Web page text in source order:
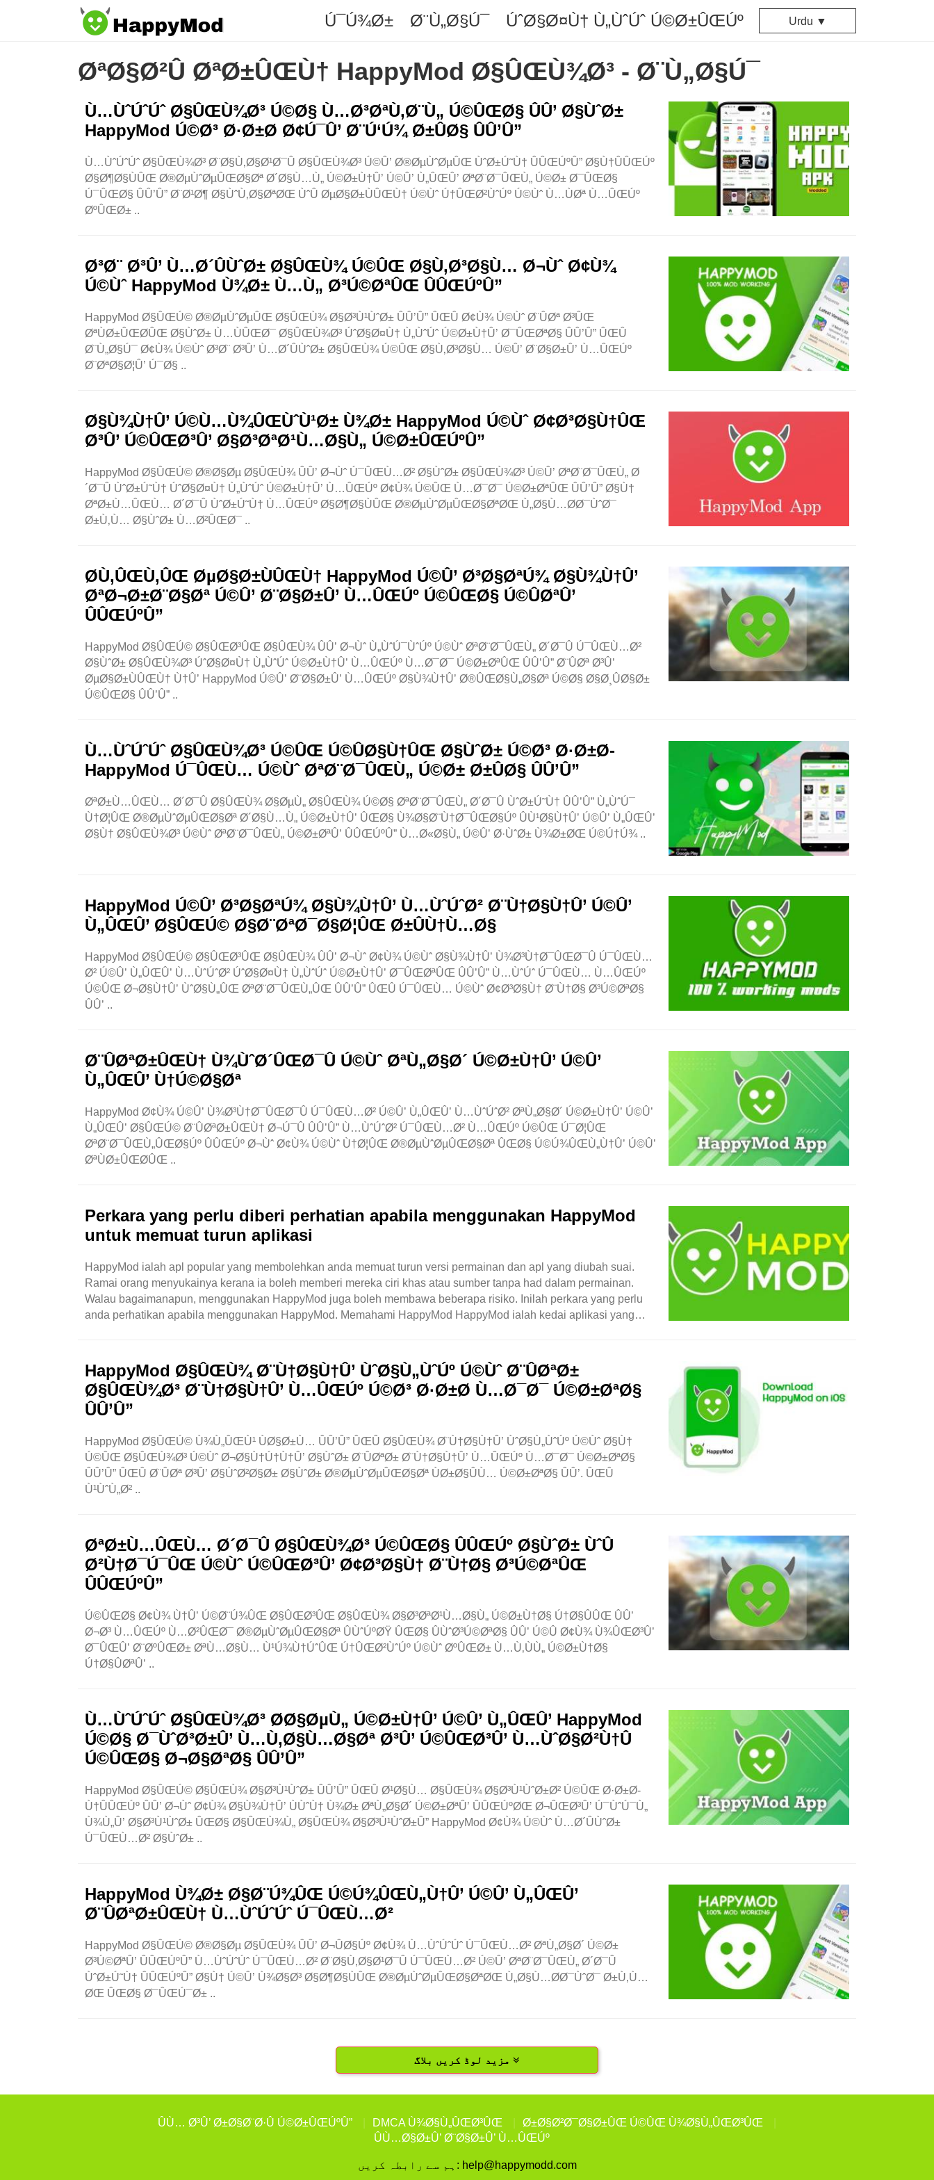
Ú¯Ú¾Ø± Ø¨Ù„Ø§Ú¯ ÚˆØ§Ø¤Ù† Ù„ÙˆÚˆ Ú©Ø±ÛŒÚº Urdu ▼
ØªØ§Ø²Û ØªØ±ÛŒÙ† HappyMod Ø§ÛŒÙ¾Ø³ - Ø¨Ù„Ø§Ú¯
Ù…ÙˆÚˆÚˆ Ø§ÛŒÙ¾Ø³ Ú©Ø§ Ù…Ø³ØªÙ‚Ø¨Ù„ Ú©ÛŒØ§ ÛÛ’ Ø§ÙˆØ±
HappyMod Ú©Ø³ Ø·Ø±Ø­ Ø¢Ú¯Û’ Ø¨Ú‘Ú¾ Ø±ÛØ§ ÛÛ’Û”
Ù…ÙˆÚˆÚˆ Ø§ÛŒÙ¾Ø³ Ø¨Ø§Ù‚Ø§Ø¹Ø¯Û Ø§ÛŒÙ¾Ø³ Ú©Û’ Ø®ØµÙˆØµÛŒ ÙˆØ±Ú˜Ù† ÛÛŒÚºÛ” Ø§Ù†ÛÛŒÚº
Ø§Ø¶Ø§ÙÛŒ Ø®ØµÙˆØµÛŒØ§Øª Ø´Ø§Ù…Ù„ Ú©Ø±Ù†Û’ Ú©Û’ Ù„ÛŒÛ’ ØªØ¨Ø¯ÛŒÙ„ Ú©Ø± Ø¯ÛŒØ§
Ú¯ÛŒØ§ ÛÛ’Û” Ø¨Ø¹Ø¶ Ø§ÙˆÙ‚Ø§ØªØŒ ÙˆÛ ØµØ§Ø±ÙÛŒÙ† Ú©Ùˆ Ú†ÛŒØ²ÙˆÚº Ú©Ùˆ Ù…ÙØª Ù…ÛŒÚº
ØºÛŒØ± ..
Ø³Ø¨ Ø³Û’ Ù…Ø´ÛÙˆØ± Ø§ÛŒÙ¾ Ú©ÛŒ Ø§Ù‚Ø³Ø§Ù… Ø¬Ùˆ Ø¢Ù¾
Ú©Ùˆ HappyMod Ù¾Ø± Ù…Ù„ Ø³Ú©ØªÛŒ ÛÛŒÚºÛ”
HappyMod Ø§ÛŒÚ© Ø®ØµÙˆØµÛŒ Ø§ÛŒÙ¾ Ø§Ø³Ù¹ÙˆØ± ÛÛ’Û” ÛŒÛ Ø¢Ù¾ Ú©Ùˆ Ø¨ÛØª Ø³ÛŒ
ØªÙØ±ÛŒØ­ÛŒ Ø§ÙˆØ± Ù…ÙÛŒØ¯ Ø§ÛŒÙ¾Ø³ ÚˆØ§Ø¤Ù† Ù„ÙˆÚˆ Ú©Ø±Ù†Û’ Ø¯ÛŒØªØ§ ÛÛ’Û” ÛŒÛ
Ø¨Ù„Ø§Ú¯ Ø¢Ù¾ Ú©Ùˆ Ø³Ø¨ Ø³Û’ Ù…Ø´ÛÙˆØ± Ø§ÛŒÙ¾ Ú©ÛŒ Ø§Ù‚Ø³Ø§Ù… Ú©Û’ Ø¨Ø§Ø±Û’ Ù…ÛŒÚº
Ø¨ØªØ§Ø¦Û’ Ú¯Ø§ ..
Ø§Ù¾Ù†Û’ Ú©Ù…Ù¾ÛŒÙˆÙ¹Ø± Ù¾Ø± HappyMod Ú©Ùˆ Ø¢Ø³Ø§Ù†ÛŒ
Ø³Û’ Ú©ÛŒØ³Û’ Ø§Ø³ØªØ¹Ù…Ø§Ù„ Ú©Ø±ÛŒÚºÛ”
HappyMod Ø§ÛŒÚ© Ø®Ø§Øµ Ø§ÛŒÙ¾ ÛÛ’ Ø¬Ùˆ Ú¯ÛŒÙ…Ø² Ø§ÙˆØ± Ø§ÛŒÙ¾Ø³ Ú©Û’ ØªØ¨Ø¯ÛŒÙ„ Ø
´Ø¯Û ÙˆØ±Ú˜Ù† ÚˆØ§Ø¤Ù† Ù„ÙˆÚˆ Ú©Ø±Ù†Û’ Ù…ÛŒÚº Ø¢Ù¾ Ú©ÛŒ Ù…Ø¯Ø¯ Ú©Ø±ØªÛŒ ÛÛ’Û” Ø§Ù†
ØªØ±Ù…ÛŒÙ… Ø´Ø¯Û ÙˆØ±Ú˜Ù† Ù…ÛŒÚº Ø§Ø¶Ø§ÙÛŒ Ø®ØµÙˆØµÛŒØ§ØªØŒ Ù„Ø§Ù…Ø­Ø¯ÙˆØ¯
Ø±Ù‚Ù… Ø§ÙˆØ± Ù…Ø²ÛŒØ¯ ..
Ø­Ù‚ÛŒÙ‚ÛŒ ØµØ§Ø±ÙÛŒÙ† HappyMod Ú©Û’ Ø³Ø§ØªÚ¾ Ø§Ù¾Ù†Û’
ØªØ¬Ø±Ø¨Ø§Øª Ú©Û’ Ø¨Ø§Ø±Û’ Ù…ÛŒÚº Ú©ÛŒØ§ Ú©ÛØªÛ’
ÛÛŒÚºÛ”
HappyMod Ø§ÛŒÚ© Ø§ÛŒØ³ÛŒ Ø§ÛŒÙ¾ ÛÛ’ Ø¬Ùˆ Ù„ÙˆÚ¯ÙˆÚº Ú©Ùˆ ØªØ¨Ø¯ÛŒÙ„ Ø´Ø¯Û Ú¯ÛŒÙ…Ø²
Ø§ÙˆØ± Ø§ÛŒÙ¾Ø³ ÚˆØ§Ø¤Ù† Ù„ÙˆÚˆ Ú©Ø±Ù†Û’ Ù…ÛŒÚº Ù…Ø¯Ø¯ Ú©Ø±ØªÛŒ ÛÛ’Û” Ø¨ÛØª Ø³Û’
ØµØ§Ø±ÙÛŒÙ† Ù†Û’ HappyMod Ú©Û’ Ø¨Ø§Ø±Û’ Ù…ÛŒÚº Ø§Ù¾Ù†Û’ Ø®ÛŒØ§Ù„Ø§Øª Ú©Ø§ Ø§Ø¸ÛØ§Ø±
Ú©ÛŒØ§ ÛÛ’Û” ..
Ù…ÙˆÚˆÚˆ Ø§ÛŒÙ¾Ø³ Ú©ÛŒ Ú©ÛØ§Ù†ÛŒ Ø§ÙˆØ± Ú©Ø³ Ø·Ø±Ø­
HappyMod Ú¯ÛŒÙ… Ú©Ùˆ ØªØ¨Ø¯ÛŒÙ„ Ú©Ø± Ø±ÛØ§ ÛÛ’Û”
ØªØ±Ù…ÛŒÙ… Ø´Ø¯Û Ø§ÛŒÙ¾ Ø§ØµÙ„ Ø§ÛŒÙ¾ Ú©Ø§ ØªØ¨Ø¯ÛŒÙ„ Ø´Ø¯Û ÙˆØ±Ú˜Ù† ÛÛ’Û” Ù„ÙˆÚ¯
Ù†Ø¦ÛŒ Ø®ØµÙˆØµÛŒØ§Øª Ø´Ø§Ù…Ù„ Ú©Ø±Ù†Û’ ÛŒØ§ Ù¾Ø§Ø¨Ù†Ø¯ÛŒØ§Úº ÛÙ¹Ø§Ù†Û’ Ú©Û’ Ù„ÛŒÛ’
Ø§Ù† Ø§ÛŒÙ¾Ø³ Ú©Ùˆ ØªØ¨Ø¯ÛŒÙ„ Ú©Ø±ØªÛ’ ÛÛŒÚºÛ” Ù…Ø«Ø§Ù„ Ú©Û’ Ø·ÙˆØ± Ù¾Ø±ØŒ Ú©Ú†Ú¾ ..
HappyMod Ú©Û’ Ø³Ø§ØªÚ¾ Ø§Ù¾Ù†Û’ Ù…ÙˆÚˆØ² Ø¨Ù†Ø§Ù†Û’ Ú©Û’
Ù„ÛŒÛ’ Ø§ÛŒÚ© Ø§Ø¨ØªØ¯Ø§Ø¦ÛŒ Ø±ÛÙ†Ù…Ø§
HappyMod Ø§ÛŒÚ© Ø§ÛŒØ³ÛŒ Ø§ÛŒÙ¾ ÛÛ’ Ø¬Ùˆ Ø¢Ù¾ Ú©Ùˆ Ø§Ù¾Ù†Û’ Ù¾Ø³Ù†Ø¯ÛŒØ¯Û Ú¯ÛŒÙ…
Ø² Ú©Û’ Ù„ÛŒÛ’ Ù…ÙˆÚˆØ² ÚˆØ§Ø¤Ù† Ù„ÙˆÚˆ Ú©Ø±Ù†Û’ Ø¯ÛŒØªÛŒ ÛÛ’Û” Ù…ÙˆÚˆ Ú¯ÛŒÙ… Ù…ÛŒÚº
Ú©ÛŒ Ø¬Ø§Ù†Û’ ÙˆØ§Ù„ÛŒ ØªØ¨Ø¯ÛŒÙ„ÛŒ ÛÛ’Û” ÛŒÛ Ú¯ÛŒÙ… Ú©Ùˆ Ø¢Ø³Ø§Ù† Ø¨Ù†Ø§ Ø³Ú©ØªØ§
ÛÛ’ ..
Ø¨ÛØªØ±ÛŒÙ† Ù¾ÙˆØ´ÛŒØ¯Û Ú©Ùˆ ØªÙ„Ø§Ø´ Ú©Ø±Ù†Û’ Ú©Û’
Ù„ÛŒÛ’ Ù†Ú©Ø§Øª
HappyMod Ø¢Ù¾ Ú©Û’ Ù¾Ø³Ù†Ø¯ÛŒØ¯Û Ú¯ÛŒÙ…Ø² Ú©Û’ Ù„ÛŒÛ’ Ù…ÙˆÚˆØ² ØªÙ„Ø§Ø´ Ú©Ø±Ù†Û’ Ú©Û’
Ù„ÛŒÛ’ Ø§ÛŒÚ© Ø¨ÛØªØ±ÛŒÙ† Ø¬Ú¯Û ÛÛ’Û” Ù…ÙˆÚˆØ² Ú¯ÛŒÙ…Ø² Ù…ÛŒÚº Ú©ÛŒ Ú¯Ø¦ÛŒ
ØªØ¨Ø¯ÛŒÙ„ÛŒØ§Úº ÛÛŒÚº Ø¬Ùˆ Ø¢Ù¾ Ú©Ùˆ Ù†Ø¦ÛŒ Ø®ØµÙˆØµÛŒØ§Øª ÛŒØ§ Ú©Ú¾ÛŒÙ„Ù†Û’ Ú©Û’
ØªÙØ±ÛŒØ­ÛŒ ..
Perkara yang perlu diberi perhatian apabila menggunakan HappyMod
untuk memuat turun aplikasi
HappyMod ialah apl popular yang membolehkan anda memuat turun versi permainan dan apl yang diubah suai.
Ramai orang menyukainya kerana ia boleh memberi mereka ciri khas atau sumber tanpa had dalam permainan.
Walau bagaimanapun, menggunakan HappyMod juga boleh membawa beberapa risiko. Inilah perkara yang perlu
anda perhatikan apabila menggunakan HappyMod. Memahami HappyMod HappyMod ialah kedai aplikasi yang
HappyMod Ø§ÛŒÙ¾ Ø¨Ù†Ø§Ù†Û’ ÙˆØ§Ù„ÙˆÚº Ú©Ùˆ Ø¨ÛØªØ±
Ø§ÛŒÙ¾Ø³ Ø¨Ù†Ø§Ù†Û’ Ù…ÛŒÚº Ú©Ø³ Ø·Ø±Ø­ Ù…Ø¯Ø¯ Ú©Ø±ØªØ§
ÛÛ’Û”
HappyMod Ø§ÛŒÚ© Ù¾Ù„ÛŒÙ¹ ÙØ§Ø±Ù… ÛÛ’Û” ÛŒÛ Ø§ÛŒÙ¾ Ø¨Ù†Ø§Ù†Û’ ÙˆØ§Ù„ÙˆÚº Ú©Ùˆ Ø§Ù†
Ú©ÛŒ Ø§ÛŒÙ¾Ø³ Ú©Ùˆ Ø¬Ø§Ù†Ú†Ù†Û’ Ø§ÙˆØ± Ø¨ÛØªØ± Ø¨Ù†Ø§Ù†Û’ Ù…ÛŒÚº Ù…Ø¯Ø¯ Ú©Ø±ØªØ§
ÛÛ’Û” ÛŒÛ Ø¨ÛØª Ø³Û’ Ø§ÙˆØ²Ø§Ø± Ø§ÙˆØ± Ø®ØµÙˆØµÛŒØ§Øª ÙØ±Ø§ÛÙ… Ú©Ø±ØªØ§ ÛÛ’. ÛŒÛ
Ù¹ÙˆÙ„Ø² ..
ØªØ±Ù…ÛŒÙ… Ø´Ø¯Û Ø§ÛŒÙ¾Ø³ Ú©ÛŒØ§ ÛÛŒÚº Ø§ÙˆØ± ÙˆÛ
Ø²Ù†Ø¯Ú¯ÛŒ Ú©Ùˆ Ú©ÛŒØ³Û’ Ø¢Ø³Ø§Ù† Ø¨Ù†Ø§ Ø³Ú©ØªÛŒ
ÛÛŒÚºÛ”
Ú©ÛŒØ§ Ø¢Ù¾ Ù†Û’ Ú©Ø¨Ú¾ÛŒ Ø§ÛŒØ³ÛŒ Ø§ÛŒÙ¾ Ø§Ø³ØªØ¹Ù…Ø§Ù„ Ú©Ø±Ù†Ø§ Ú†Ø§ÛÛŒ ÛÛ’
Ø¬Ø³ Ù…ÛŒÚº Ù…Ø²ÛŒØ¯ Ø®ØµÙˆØµÛŒØ§Øª ÛÙˆÚºØŸ ÛŒØ§ ÛÙˆØ³Ú©ØªØ§ ÛÛ’ Ú©Û Ø¢Ù¾ Ù¾ÛŒØ³Û’
Ø¯ÛŒÛ’ Ø¨ØºÛŒØ± ØªÙ…Ø§Ù… Ù¹Ú¾Ù†ÚˆÛŒ Ú†ÛŒØ²ÙˆÚº Ú©Ùˆ ØºÛŒØ± Ù…Ù‚ÙÙ„ Ú©Ø±Ù†Ø§
Ú†Ø§ÛØªÛ’ ..
Ù…ÙˆÚˆÚˆ Ø§ÛŒÙ¾Ø³ Ø­Ø§ØµÙ„ Ú©Ø±Ù†Û’ Ú©Û’ Ù„ÛŒÛ’ HappyMod
Ú©Ø§ Ø¯ÙˆØ³Ø±Û’ Ù…Ù‚Ø§Ù…Ø§Øª Ø³Û’ Ú©ÛŒØ³Û’ Ù…ÙˆØ§Ø²Ù†Û
Ú©ÛŒØ§ Ø¬Ø§ØªØ§ ÛÛ’Û”
HappyMod Ø§ÛŒÚ© Ø§ÛŒÙ¾ Ø§Ø³Ù¹ÙˆØ± ÛÛ’Û” ÛŒÛ Ø¹Ø§Ù… Ø§ÛŒÙ¾ Ø§Ø³Ù¹ÙˆØ±Ø² Ú©ÛŒ Ø·Ø±Ø­
Ù†ÛÛŒÚº ÛÛ’ Ø¬Ùˆ Ø¢Ù¾ Ø§Ù¾Ù†Û’ ÙÙˆÙ† Ù¾Ø± ØªÙ„Ø§Ø´ Ú©Ø±ØªÛ’ ÛÛŒÚºØŒ Ø¬ÛŒØ³Û’ Ú¯ÙˆÚ¯Ù„
Ù¾Ù„Û’ Ø§Ø³Ù¹ÙˆØ± ÛŒØ§ Ø§ÛŒÙ¾Ù„ Ø§ÛŒÙ¾ Ø§Ø³Ù¹ÙˆØ±Û” HappyMod Ø¢Ù¾ Ú©Ùˆ Ù…Ø´ÛÙˆØ±
Ú¯ÛŒÙ…Ø² Ø§ÙˆØ± ..
HappyMod Ù¾Ø± Ø§Ø¨Ú¾ÛŒ Ú©Ú¾ÛŒÙ„Ù†Û’ Ú©Û’ Ù„ÛŒÛ’
Ø¨ÛØªØ±ÛŒÙ† Ù…ÙˆÚˆÚˆ Ú¯ÛŒÙ…Ø²
HappyMod Ø§ÛŒÚ© Ø®Ø§Øµ Ø§ÛŒÙ¾ ÛÛ’ Ø¬ÛØ§Úº Ø¢Ù¾ Ù…ÙˆÚˆÚˆ Ú¯ÛŒÙ…Ø² ØªÙ„Ø§Ø´ Ú©Ø±
Ø³Ú©ØªÛ’ ÛÛŒÚºÛ” Ù…ÙˆÚˆÚˆ Ú¯ÛŒÙ…Ø² Ø¨Ø§Ù‚Ø§Ø¹Ø¯Û Ú¯ÛŒÙ…Ø² Ú©Û’ ØªØ¨Ø¯ÛŒÙ„ Ø´Ø¯Û
ÙˆØ±Ú˜Ù† ÛÛŒÚºÛ” Ø§Ù† Ú©Û’ Ù¾Ø§Ø³ Ø§Ø¶Ø§ÙÛŒ Ø®ØµÙˆØµÛŒØ§ØªØŒ Ù„Ø§Ù…Ø­Ø¯ÙˆØ¯ Ø±Ù‚Ù…
ØŒ ÛŒØ§ Ø¯ÛŒÚ¯Ø± ..
ÛÙ… Ø³Û’ Ø±Ø§Ø¨Ø·Û Ú©Ø±ÛŒÚºÛ” DMCA Ù¾Ø§Ù„ÛŒØ³ÛŒ
Ø±Ø§Ø²Ø¯Ø§Ø±ÛŒ Ú©ÛŒ Ù¾Ø§Ù„ÛŒØ³ÛŒ
ÛÙ…Ø§Ø±Û’ Ø¨Ø§Ø±Û’ Ù…ÛŒÚº
ہم سے رابطہ کریں: help@happymodd.com